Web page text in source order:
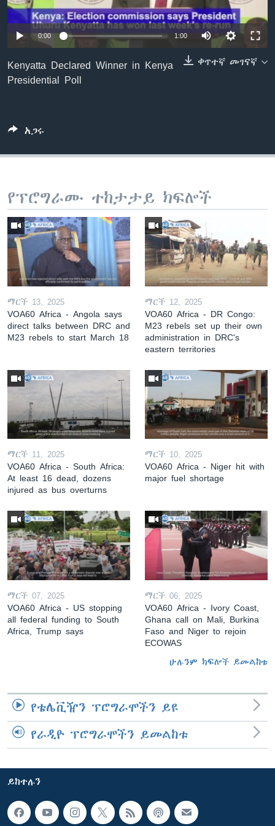
ቋንቋዎች
0:00 1:00
ቀጥተኛ መገናኛ
Kenyatta Declared Winner in Kenya
Presidential Poll
አጋሩ
የፕሮግራሙ ተከታታይ ክፍሎች
ማርች 13, 2025
VOA60 Africa - Angola says
direct talks between DRC and
M23 rebels to start March 18
ማርች 12, 2025
VOA60 Africa - DR Congo:
M23 rebels set up their own
administration in DRC's
eastern territories
ማርች 11, 2025
VOA60 Africa - South Africa:
At least 16 dead, dozens
injured as bus overturns
ማርች 10, 2025
VOA60 Africa - Niger hit with
major fuel shortage
ማርች 07, 2025
VOA60 Africa - US stopping
all federal funding to South
Africa, Trump says
ማርች 06, 2025
VOA60 Africa - Ivory Coast,
Ghana call on Mali, Burkina
Faso and Niger to rejoin
ECOWAS
ሁሉንም ክፍሎች ይመልከቱ
የቴሌቪዥን ፕሮግራሞችን ይዩ
የራዲዮ ፕሮግራሞችን ይመልከቱ
ይከተሉን